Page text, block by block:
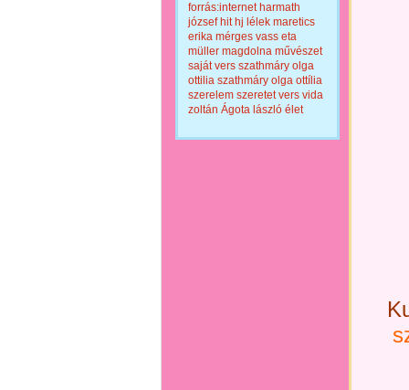
forrás:internet harmath
józsef hit hj lélek maretics
erika mérges vass eta
müller magdolna művészet
saját vers szathmáry olga
ottilia szathmáry olga ottília
szerelem szeretet vers vida
zoltán Ágota lászló élet